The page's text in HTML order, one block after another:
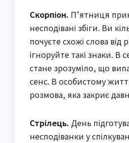
Скорпіон. П’ятниця
несподівані збіги. Ви
почуєте схожі слова від
ігноруйте такі знаки. В
стане зрозуміло, що
сенс. В особистому
розмова, яка закриє
Стрілець. День
несподіванки у